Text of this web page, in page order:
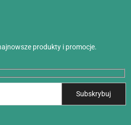
produkty i promocje.